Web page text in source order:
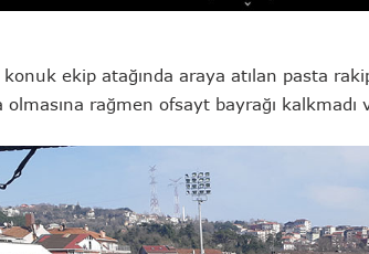
ekip atağında araya atılan pasta
rağmen ofsayt bayrağı